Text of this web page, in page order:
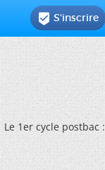
 S'inscrire
Le 1er cycle postbac